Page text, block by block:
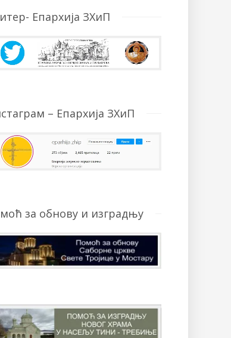
Епархија ЗХиП
– Епархија ЗХиП
за обнову и изградњу